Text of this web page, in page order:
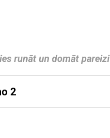
runāt un domāt pareizi
2